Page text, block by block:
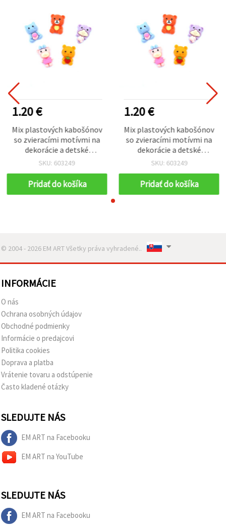
1.20 €
Mix plastových kabošónov
so zvieracími motívmi na
dekorácie a detské
doplnky, 2–2,4 cm – 10 ks
SKU: 603249
Pridať do košíka
1.20 €
Mix plastových kabošónov
so zvieracími motívmi na
dekorácie a detské
doplnky, 2–2,4 cm – 10 ks
SKU: 603249
Pridať do košíka
© 2004 - 2026 EM ART Všetky práva vyhradené..
INFORMÁCIE
O nás
Ochrana osobných údajov
Obchodné podmienky
Informácie o predajcovi
Politika cookies
Doprava a platba
Vrátenie tovaru a odstúpenie
Často kladené otázky
SLEDUJTE NÁS
EM ART na Facebooku
EM ART na YouTube
SLEDUJTE NÁS
EM ART na Facebooku